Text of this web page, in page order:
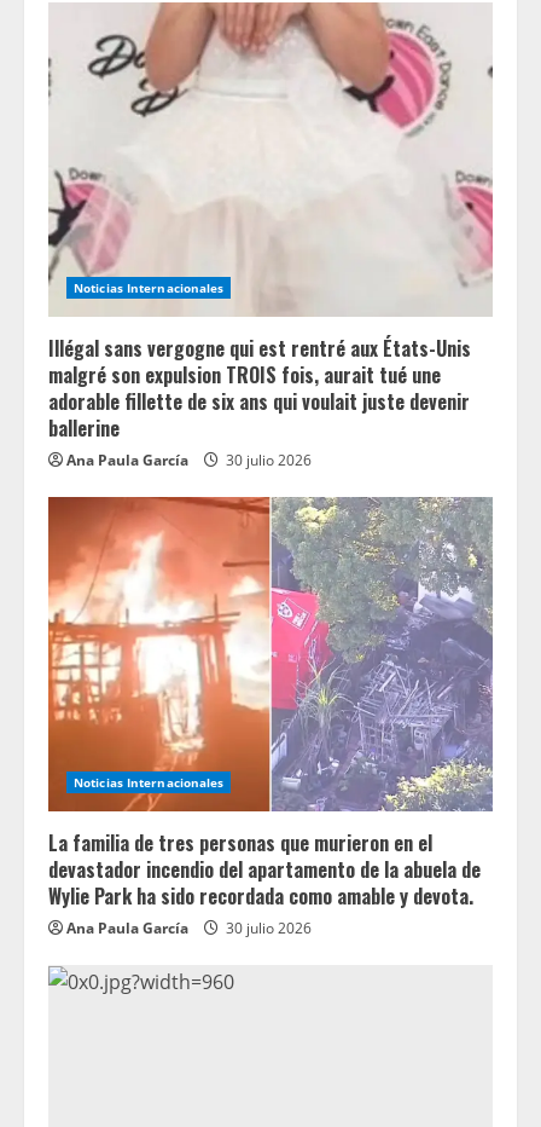
R
a
d
i
n
g
Noticias Internacionales
Illégal sans vergogne qui est rentré aux États-Unis
malgré son expulsion TROIS fois, aurait tué une
adorable fillette de six ans qui voulait juste devenir
ballerine
Ana Paula García 30 julio 2026
Noticias Internacionales
La familia de tres personas que murieron en el
devastador incendio del apartamento de la abuela de
Wylie Park ha sido recordada como amable y devota.
Ana Paula García 30 julio 2026